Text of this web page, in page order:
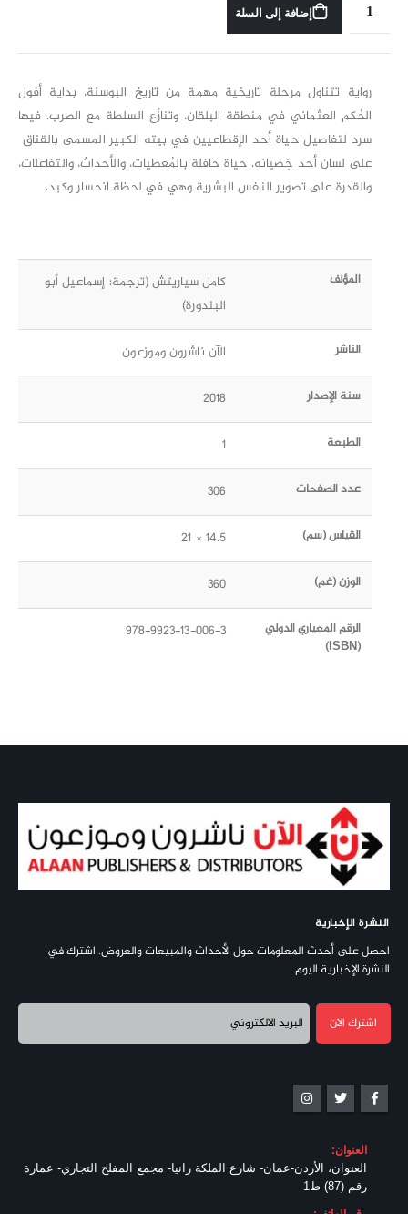
إضافة إلى السلة
رواية تتناول مرحلة تاريخية مهمة من تاريخ البوسنة، بداية أفول
الحُكم العثماني في منطقة البلقان، وتنازُع السلطة مع الصرب. فيها
سرد لتفاصيل حياة أحد الإقطاعيين في بيته الكبير المسمى بالقناق
على لسان أحد خِصيانه. حياة حافلة بالمُعطيات، والأحداث، والتفاعلات،
والقدرة على تصوير النفس البشرية وهي في لحظة انحسار وكبد.
المؤلف
كامل سياريتش (ترجمة: إسماعيل أبو
البندورة)
الناشر الآن ناشرون وموزعون
سنة الإصدار 2018
الطبعة 1
عدد الصفحات 306
القياس (سم) 14.5 × 21
الوزن (غم) 360
الرقم المعياري الدولي
(ISBN)
978-9923-13-006-3
النشرة الإخبارية
احصل على أحدث المعلومات حول الأحداث والمبيعات والعروض. اشترك في
النشرة الإخبارية اليوم
العنوان:
العنوان، الأردن-عمان- شارع الملكة رانيا- مجمع المفلح التجاري- عمارة
رقم (87) ط1